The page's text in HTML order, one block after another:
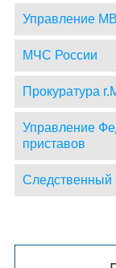
Управление
МЧС России
Прокуратура
Управление
приставов
Следственный